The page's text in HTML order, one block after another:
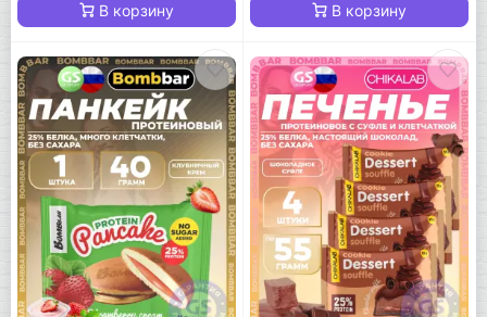
В корзину В корзину